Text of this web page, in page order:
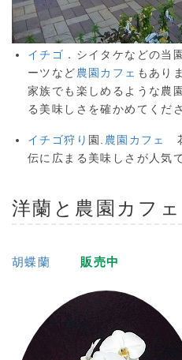
イチゴ ．シイタケなどの当
ーツなど農園カフェ もあり
家族でも楽しめるような農
る美味しさを確かめてくだ
イチゴ狩り 園. 農園カフェ
伝に広まる美味しさが人気
洋蘭と 農園カフェ
胡蝶蘭 販売中